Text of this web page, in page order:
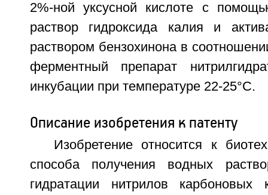
2%-ной уксусной кислоте с
раствор гидроксида калия и
раствором бензохинона в
ферментный препарат
инкубации при температуре 22-25°C.
Описание изобретения к патенту
Изобретение относится к
способа получения водных
гидратации нитрилов